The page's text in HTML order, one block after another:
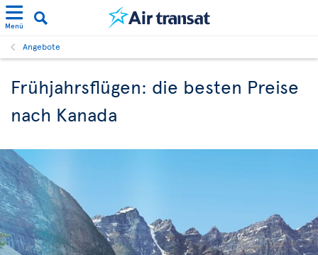
Menü
Angebote
Frühjahrsflügen: die besten Preise
nach Kanada